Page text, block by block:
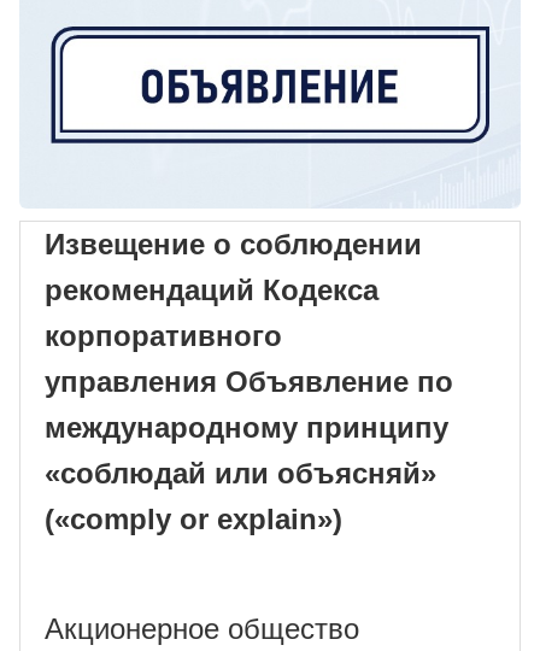
Извещение о соблюдении
рекомендаций Кодекса
корпоративного
управления Объявление по
международному принципу
«соблюдай или объясняй»
(«comply or explain»)
Акционерное общество